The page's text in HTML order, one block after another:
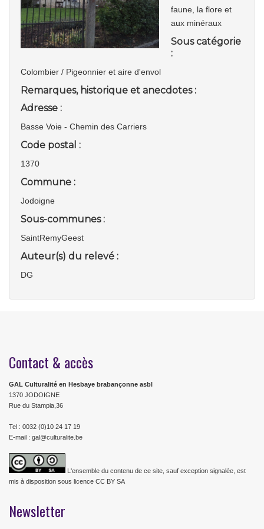
faune, la flore et
aux minéraux
Sous catégorie
:
Colombier / Pigeonnier et aire d'envol
Remarques, historique et anecdotes :
Adresse :
Basse Voie - Chemin des Carriers
Code postal :
1370
Commune :
Jodoigne
Sous-communes :
SaintRemyGeest
Auteur(s) du relevé :
DG
Contact & accès
GAL Culturalité en Hesbaye brabançonne asbl
1370 JODOIGNE
Rue du Stampia,36
Tel : 0032 (0)10 24 17 19
E-mail : gal@culturalite.be
L'ensemble du contenu de ce site, sauf exception signalée, est
mis à disposition sous licence CC BY SA
Newsletter